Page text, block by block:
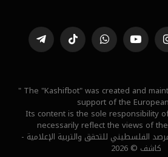
الانستغراميوتيوب واتساب تيكتوك تيلقرام
" The "Kashifbot" was created and
support of the
Its content is the sole responsibility
necessarily reflect the views of
الفلسطيني للتحقق والتربية الإعلامية -
كاشف © 2026